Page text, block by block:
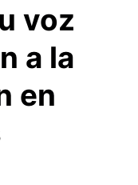
voz
a la
en